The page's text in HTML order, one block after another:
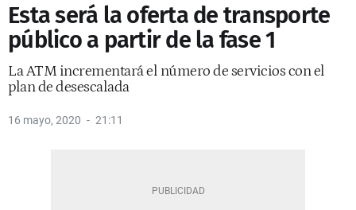
Esta será la oferta de transporte
público a partir de la fase 1
La ATM incrementará el número de servicios con el
plan de desescalada
16 mayo, 2020 21:11